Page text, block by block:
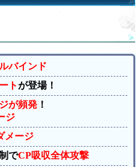
バインド
トが登場！
が頻発 ！
ジ
メージ
でCP吸収全体攻撃